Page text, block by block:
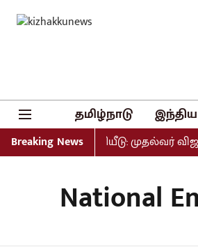
தமிழ்நாடு
Breaking News
பட்டியல் வெளியீடு: முதல்வர்
National